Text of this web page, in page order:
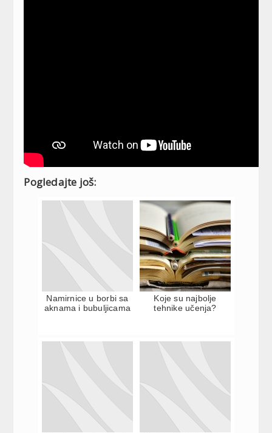
Pogledajte još:
Namirnice u borbi sa
aknama i bubuljicama
Koje su najbolje
tehnike učenja?